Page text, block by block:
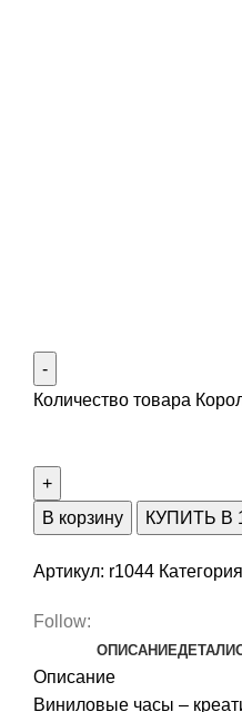
Количество товара
В корзину КУПИТЬ В
Артикул: r1044
Follow:
ОПИСАНИЕДЕТАЛИ
Описание
Виниловые часы –